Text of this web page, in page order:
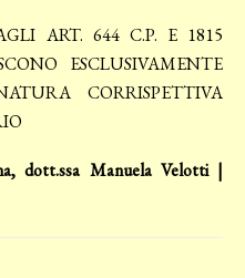
ART. 644 C.P. E 1815
ESCLUSIVAMENTE
CORRISPETTIVA
dott.ssa Manuela Velotti |